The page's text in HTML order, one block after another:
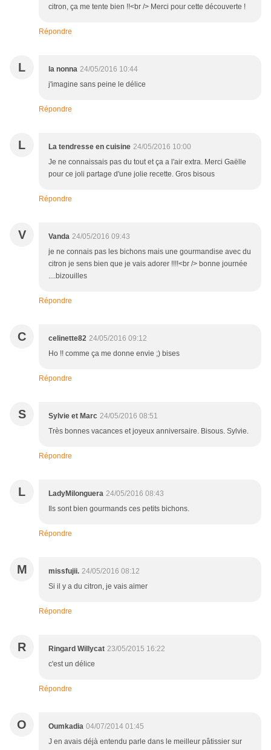
citron, ça me tente bien !!<br /> Merci pour cette découverte !
Répondre
L la nonna 24/05/2016 10:44
j'imagine sans peine le délice
Répondre
L La tendresse en cuisine 24/05/2016 10:00
Je ne connaissais pas du tout et ça a l'air extra. Merci Gaëlle
pour ce joli partage d'une jolie recette. Gros bisous
Répondre
V Vanda 24/05/2016 09:43
je ne connais pas les bichons mais une gourmandise avec du
citron je sens bien que je vais adorer !!!!<br /> bonne journée
....bizouilles
Répondre
C celinette82 24/05/2016 09:12
Ho !! comme ça me donne envie ;) bises
Répondre
S Sylvie et Marc 24/05/2016 08:51
Très bonnes vacances et joyeux anniversaire. Bisous. Sylvie.
Répondre
L LadyMilonguera 24/05/2016 08:43
Ils sont bien gourmands ces petits bichons.
Répondre
M missfujii. 24/05/2016 08:12
Si il y a du citron, je vais aimer
Répondre
R Ringard Willycat 23/05/2015 16:22
c'est un délice
Répondre
O Oumkadia 04/07/2014 01:45
J en avais déjà entendu parle dans le meilleur pâtissier sur